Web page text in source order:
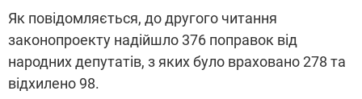
Як повідомляється, до другого читання
законопроекту надійшло 376 поправок від
народних депутатів, з яких було враховано 278 та
відхилено 98.